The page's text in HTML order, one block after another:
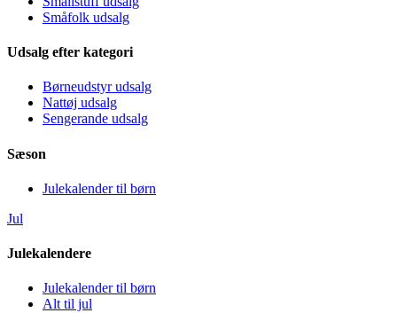
Småfolk udsalg
Udsalg efter kategori
Børneudstyr udsalg
Nattøj udsalg
Sengerande udsalg
Sæson
Julekalender til børn
Jul
Julekalendere
Julekalender til børn
Alt til jul